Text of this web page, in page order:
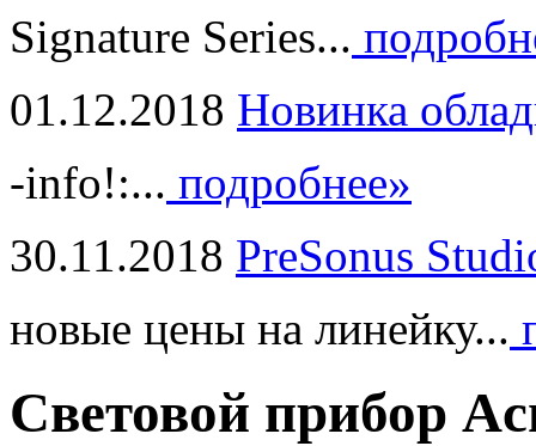
Signature Series...
01.12.2018 Новинка
-info!:... подробнее»
30.11.2018 PreSonus
новые цены на линейку...
Световой прибор